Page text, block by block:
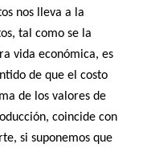
nos lleva a la
tal como se la
vida económica, es
de que el costo
de los valores de
coincide con
si suponemos que